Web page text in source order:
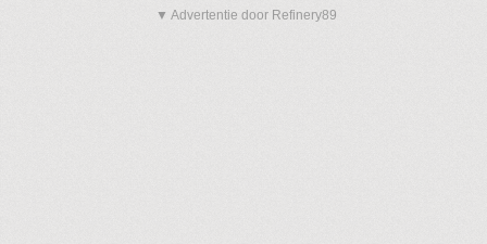
▼ Advertentie door Refinery89